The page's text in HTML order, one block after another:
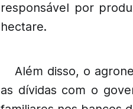
responsável por
hectare.
Além disso, o
as dívidas com o